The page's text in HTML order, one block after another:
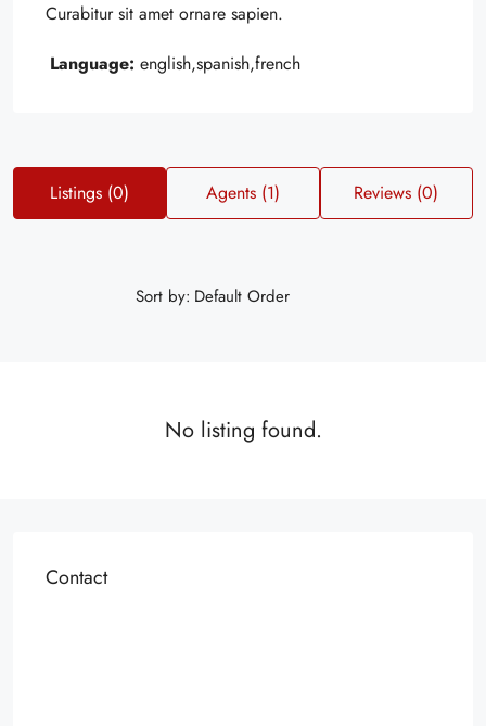
Curabitur sit amet ornare sapien.
Language: english,spanish,french
Listings (0) Agents (1) Reviews (0)
Sort by:
No listing found.
Contact